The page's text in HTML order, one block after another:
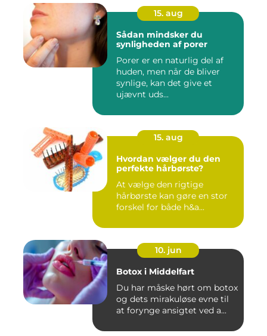
15. aug
Sådan mindsker du
synligheden af porer
Porer er en naturlig del af
huden, men når de bliver
synlige, kan det give et
ujævnt uds...
15. aug
Hvordan vælger du den
perfekte hårbørste?
At vælge den rigtige
hårbørste kan gøre en stor
forskel for både h&a...
10. jun
Botox i Middelfart
Du har måske hørt om botox
og dets mirakuløse evne til
at forynge ansigtet ved a...